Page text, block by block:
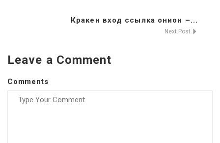
Кракен вход ссылка онион –...
Next Post
Leave a Comment
Comments